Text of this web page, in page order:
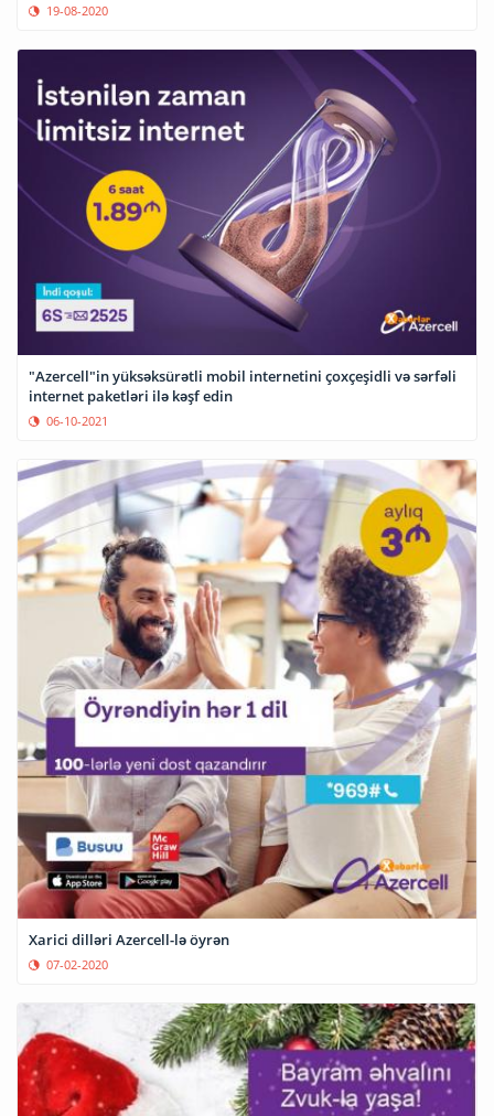
19-08-2020
"Azercell"in yüksəksürətli mobil internetini çoxçeşidli və sərfəli
internet paketləri ilə kəşf edin
06-10-2021
Xarici dilləri Azercell-lə öyrən
07-02-2020